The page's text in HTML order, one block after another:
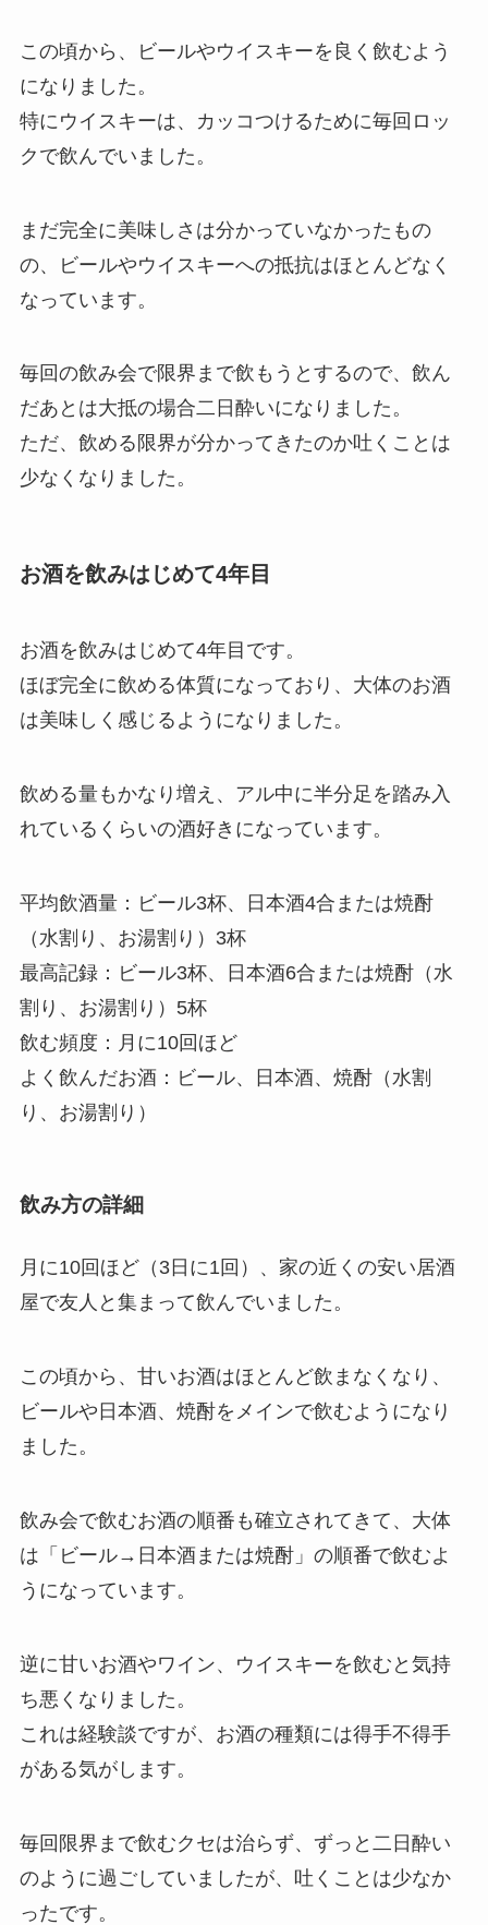
この頃から、
ビールやウイスキーを良く飲むよう
になりました。
特にウイスキーは、カッコつけるために毎回ロッ
クで飲んでいました。
まだ完全に美味しさは分かっていなかったもの
の、ビールやウイスキーへの抵抗はほとんどなく
なっています。
毎回の飲み会で限界まで飲もうとするので、飲ん
だあとは大抵の場合二日酔いになりました。
ただ、 飲める限界が分かってきたのか吐くことは
少なく なりました。
お酒を飲みはじめて4年目
お酒を飲みはじめて4年目です。
ほぼ完全に飲める体質になっており、大体のお酒
は美味しく感じるようになりました。
飲める量もかなり増え、アル中に半分足を踏み入
れているくらいの酒好きになっています。
平均飲酒量： ビール3杯、日本酒4合または焼酎
（水割り、お湯割り）3杯
最高記録： ビール3杯、日本酒6合または焼酎（水
割り、お湯割り）5杯
飲む頻度： 月に10回ほど
よく飲んだお酒： ビール、日本酒、焼酎（水割
り、お湯割り）
飲み方の詳細
月に10回ほど（3日に1回）、家の近くの安い居酒
屋で友人と集まって飲んでいました。
この頃から、甘いお酒はほとんど飲まなくなり、
ビールや日本酒、焼酎をメインで飲むようになり
ました。
飲み会で飲むお酒の順番も確立されてきて、大体
は「ビール→日本酒または焼酎」の順番で飲むよ
うになっています。
逆に甘いお酒やワイン、ウイスキーを飲むと気持
ち悪く なりました。
これは経験談ですが、お酒の種類には得手不得手
がある気がします。
毎回限界まで飲むクセは治らず、ずっと二日酔い
のように過ごしていましたが、吐くことは少なか
ったです。